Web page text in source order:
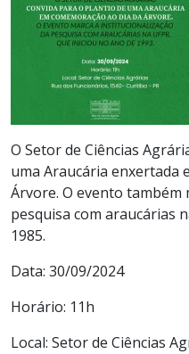
O Setor de Ciências
uma Araucária enxertada
Árvore. O evento também
pesquisa com araucárias
1985.
Data: 30/09/2024
Horário: 11h
Local: Setor de Ciências